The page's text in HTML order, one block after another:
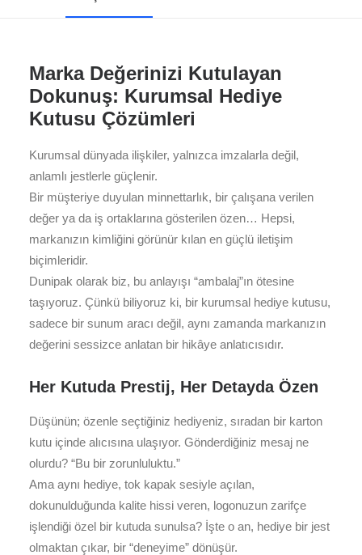
Marka Değerinizi Kutulayan
Dokunuş: Kurumsal Hediye
Kutusu Çözümleri
Kurumsal dünyada ilişkiler, yalnızca imzalarla değil,
anlamlı jestlerle güçlenir.
Bir müşteriye duyulan minnettarlık, bir çalışana verilen
değer ya da iş ortaklarına gösterilen özen… Hepsi,
markanızın kimliğini görünür kılan en güçlü iletişim
biçimleridir.
Dunipak olarak biz, bu anlayışı “ambalaj”ın ötesine
taşıyoruz. Çünkü biliyoruz ki, bir kurumsal hediye kutusu,
sadece bir sunum aracı değil, aynı zamanda markanızın
değerini sessizce anlatan bir hikâye anlatıcısıdır.
Her Kutuda Prestij, Her Detayda Özen
Düşünün; özenle seçtiğiniz hediyeniz, sıradan bir karton
kutu içinde alıcısına ulaşıyor. Gönderdiğiniz mesaj ne
olurdu? “Bu bir zorunluluktu.”
Ama aynı hediye, tok kapak sesiyle açılan,
dokunulduğunda kalite hissi veren, logonuzun zarifçe
işlendiği özel bir kutuda sunulsa? İşte o an, hediye bir jest
olmaktan çıkar, bir “deneyime” dönüşür.